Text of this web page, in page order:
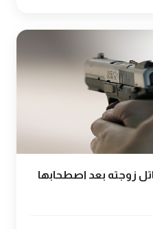
زوجته بعد اصطحابها